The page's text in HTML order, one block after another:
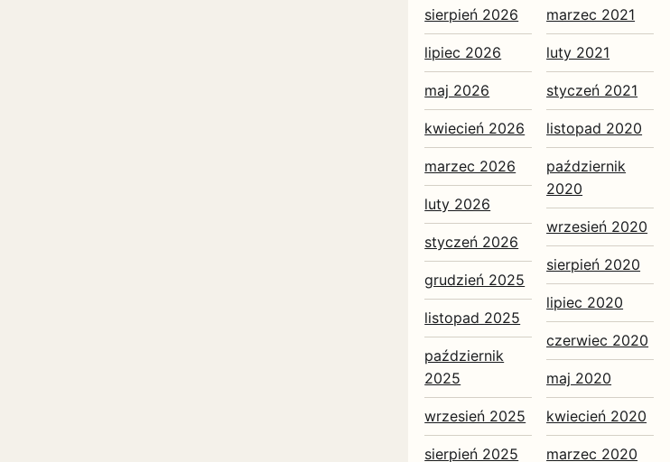
sierpień 2026
lipiec 2026
maj 2026
kwiecień 2026
marzec 2026
luty 2026
styczeń 2026
grudzień 2025
listopad 2025
październik
2025
wrzesień 2025
sierpień 2025
marzec 2021
luty 2021
styczeń 2021
listopad 2020
październik
2020
wrzesień 2020
sierpień 2020
lipiec 2020
czerwiec 2020
maj 2020
kwiecień 2020
marzec 2020